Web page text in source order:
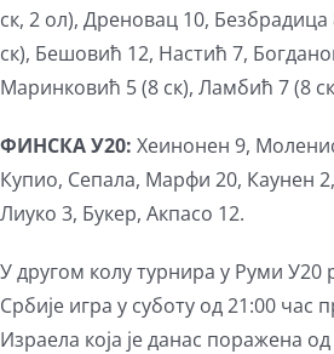
ск, 2 ол), Дреновац 10, Безбрадица
ск), Бешовић 12, Настић 7,
Маринковић 5 (8 ск), Ламбић 7 (8
ФИНСКА У20: Хеинонен 9,
Купио, Сепала, Марфи 20, Каунен
Лиуко 3, Букер, Акпасо 12.
У другом колу турнира у Руми У20
Србије игра у суботу од 21:00 час
Израела која је данас поражена од